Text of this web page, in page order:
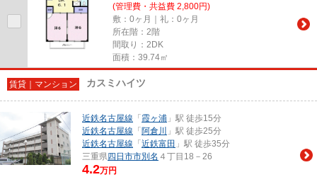
(管理費・共益費 2,800円)
敷：0ヶ月｜礼：0ヶ月
所在階：2階
間取り：2DK
面積：39.74㎡
賃貸｜マンション カスミハイツ
近鉄名古屋線 「 霞ヶ浦 」駅 徒歩15分
近鉄名古屋線 「 阿倉川
」駅 徒歩25分
近鉄名古屋線 「 近鉄富田 」駅 徒歩35分
三重県四日市市別名 ４丁目18－26
4.2万円